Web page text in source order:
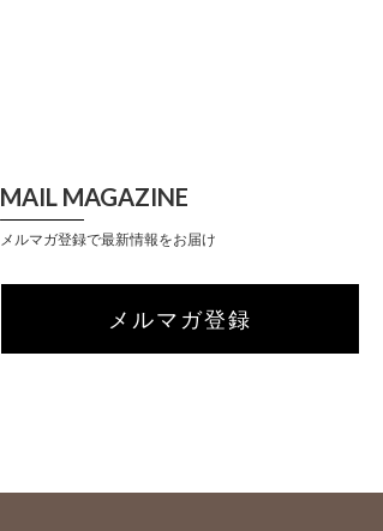
MAIL MAGAZINE
メルマガ登録で最新情報をお届け
メルマガ登録